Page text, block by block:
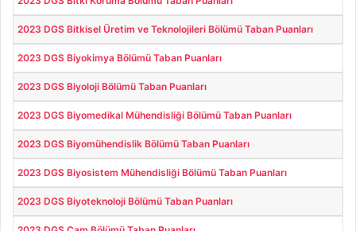
2023 DGS Bitkisel Üretim ve Teknolojileri Bölümü Taban Puanları
2023 DGS Biyokimya Bölümü Taban Puanları
2023 DGS Biyoloji Bölümü Taban Puanları
2023 DGS Biyomedikal Mühendisliği Bölümü Taban Puanları
2023 DGS Biyomühendislik Bölümü Taban Puanları
2023 DGS Biyosistem Mühendisliği Bölümü Taban Puanları
2023 DGS Biyoteknoloji Bölümü Taban Puanları